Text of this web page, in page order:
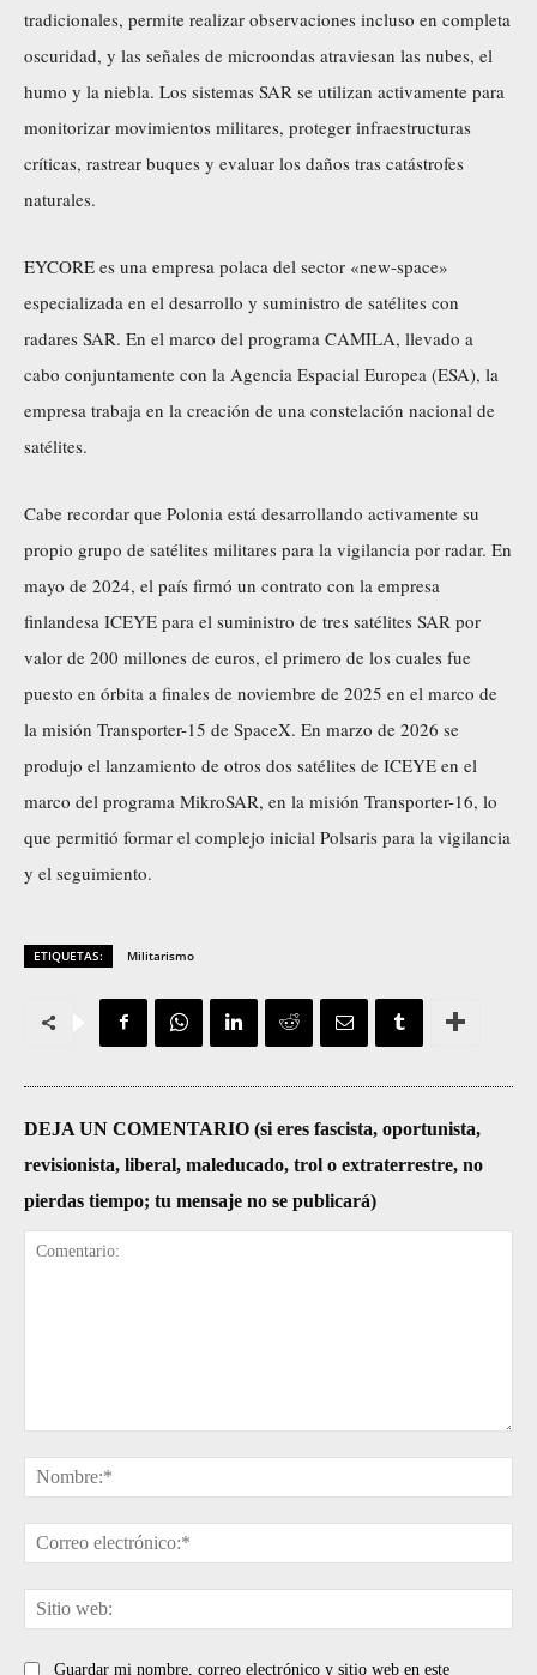
tradicionales, permite realizar observaciones incluso en completa
oscuridad, y las señales de microondas atraviesan las nubes, el
humo y la niebla. Los sistemas SAR se utilizan activamente para
monitorizar movimientos militares, proteger infraestructuras
críticas, rastrear buques y evaluar los daños tras catástrofes
naturales.
EYCORE es una empresa polaca del sector «new-space»
especializada en el desarrollo y suministro de satélites con
radares SAR. En el marco del programa CAMILA, llevado a
cabo conjuntamente con la Agencia Espacial Europea (ESA), la
empresa trabaja en la creación de una constelación nacional de
satélites.
Cabe recordar que Polonia está desarrollando activamente su
propio grupo de satélites militares para la vigilancia por radar. En
mayo de 2024, el país firmó un contrato con la empresa
finlandesa ICEYE para el suministro de tres satélites SAR por
valor de 200 millones de euros, el primero de los cuales fue
puesto en órbita a finales de noviembre de 2025 en el marco de
la misión Transporter-15 de SpaceX. En marzo de 2026 se
produjo el lanzamiento de otros dos satélites de ICEYE en el
marco del programa MikroSAR, en la misión Transporter-16, lo
que permitió formar el complejo inicial Polsaris para la vigilancia
y el seguimiento.
ETIQUETAS: Militarismo
DEJA UN COMENTARIO (si eres fascista, oportunista,
revisionista, liberal, maleducado, trol o extraterrestre, no
pierdas tiempo; tu mensaje no se publicará)
Guardar mi nombre, correo electrónico y sitio web en este